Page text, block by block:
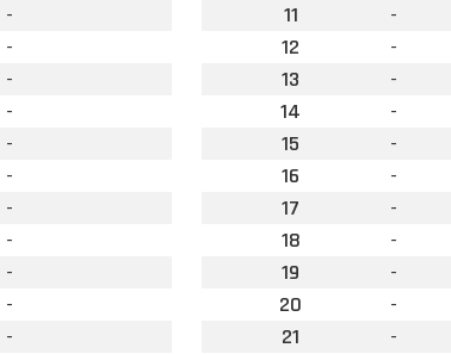
-
-
-
-
-
-
-
-
-
-
-
11
-
12
-
13
-
14
-
15
-
16
-
17
-
18
-
19
-
20
-
21
-